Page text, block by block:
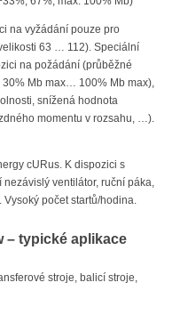
na vyžádání pouze pro
63 … 112). Speciální
na požádání (průběžné
Mb max… 100% Mb max),
snížená hodnota
momentu v rozsahu, …).
cURus. K dispozici s
ventilátor, ruční páka,
počet startů/hodina.
– typické aplikace
stroje, balicí stroje,